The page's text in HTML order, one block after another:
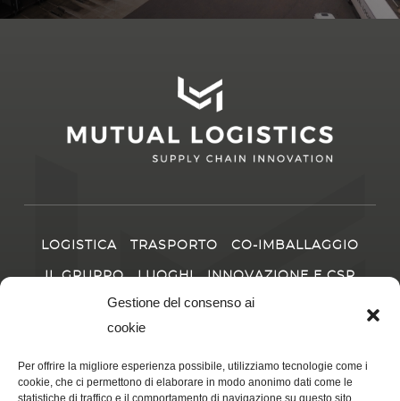
Gestione del consenso ai
cookie
Per offrire la migliore esperienza possibile, utilizziamo tecnologie come i
cookie, che ci permettono di elaborare in modo anonimo dati come le
statistiche di traffico e il comportamento di navigazione su questo sito.
LOGISTICA TRASPORTO CO-IMBALLAGGIO
IL GRUPPO LUOGHI
INNOVAZIONE E CSR
CARRIERA
NOTIZIE